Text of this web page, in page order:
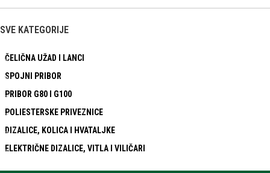
SVE KATEGORIJE
ČELIČNA UŽAD I LANCI
SPOJNI PRIBOR
PRIBOR G80 I G100
POLIESTERSKE PRIVEZNICE
DIZALICE, KOLICA I HVATALJKE
ELEKTRIČNE DIZALICE, VITLA I VILIČARI